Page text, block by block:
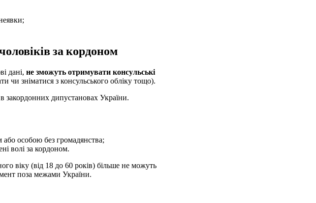
за кордоном
дані, не зможуть отримувати консульські
чи зніматися з консульського обліку тощо).
закордонних дипустановах України.
або особою без громадянства;
волі за кордоном.
віку (від 18 до 60 років) більше не можуть
поза межами України.